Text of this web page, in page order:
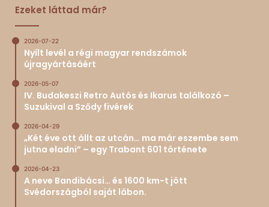
Ezeket láttad már?
2026-07-22
Nyílt levél a régi magyar rendszámok
újragyártásáért
2026-05-07
IV. Budakeszi Retro Autós és Ikarus találkozó –
Suzukival a Sződy fivérek
2026-04-29
„Két éve ott állt az utcán… ma már eszembe sem
jutna eladni” – egy Trabant 601 története
2026-04-23
A neve Bandibácsi… és 1600 km-t jött
Svédországból saját lábon.